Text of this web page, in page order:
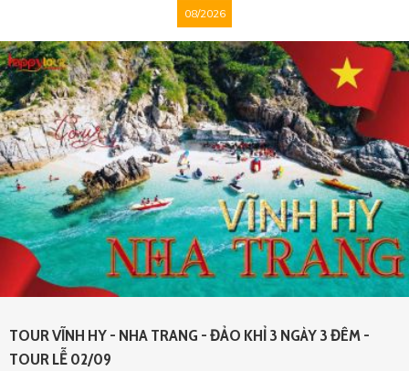
08/2026
TOUR VĨNH HY - NHA TRANG - ĐẢO KHỈ 3 NGÀY 3 ĐÊM -
TOUR LỄ 02/09